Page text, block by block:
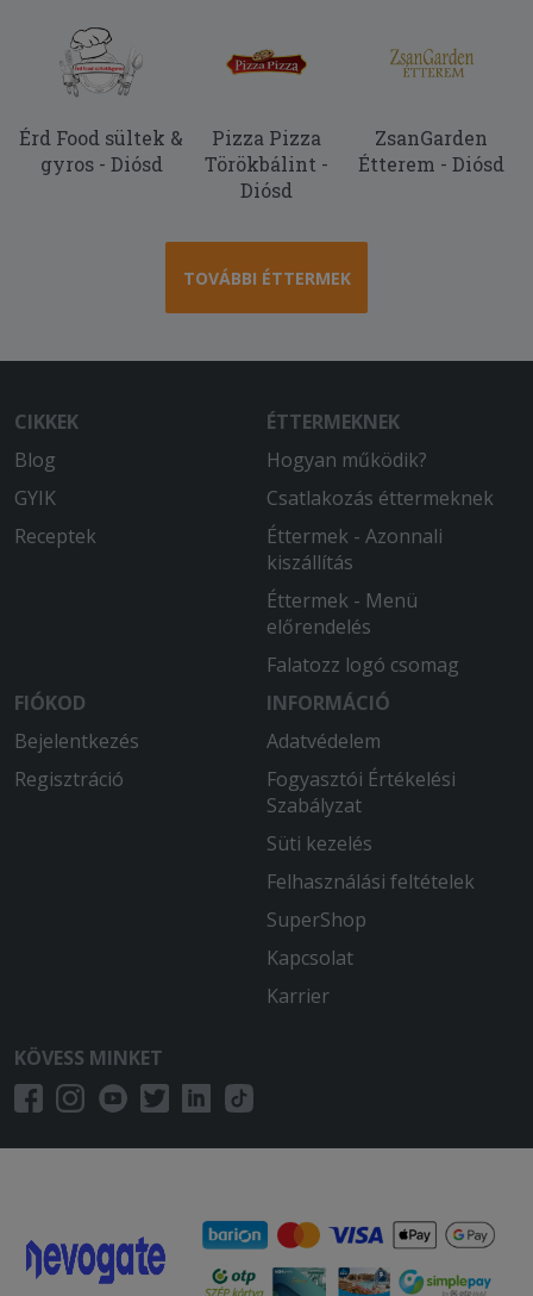
Érd Food sültek &
gyros - Diósd
Pizza Pizza
Törökbálint -
Diósd
ZsanGarden
Étterem - Diósd
TOVÁBBI ÉTTERMEK
CIKKEK
Blog
GYIK
Receptek
ÉTTERMEKNEK
Hogyan működik?
Csatlakozás éttermeknek
Éttermek - Azonnali
kiszállítás
Éttermek - Menü
előrendelés
Falatozz logó csomag
FIÓKOD
Bejelentkezés
Regisztráció
INFORMÁCIÓ
Adatvédelem
Fogyasztói Értékelési
Szabályzat
Süti kezelés
Felhasználási feltételek
SuperShop
Kapcsolat
Karrier
KÖVESS MINKET